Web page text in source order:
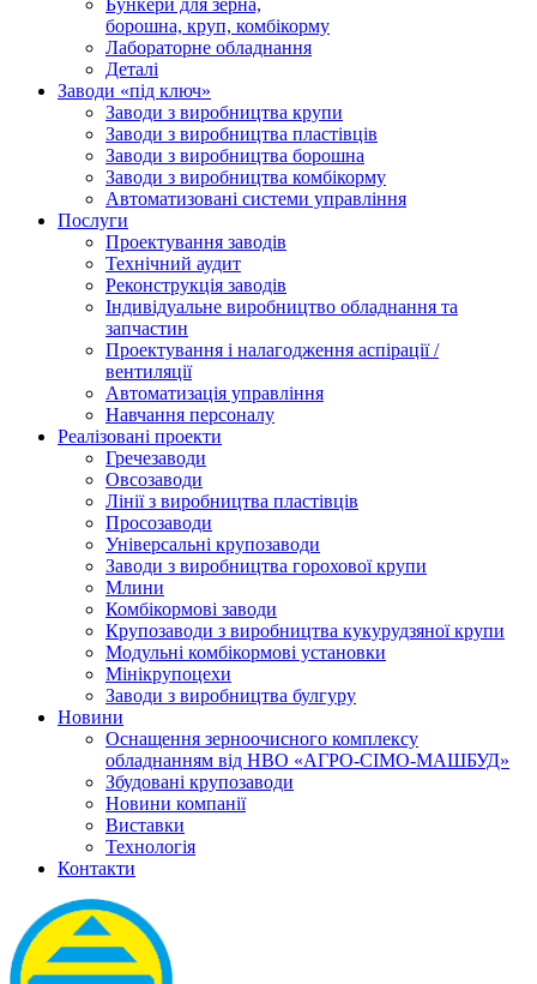
борошна, круп, комбікорму
Лабораторне обладнання
Деталі
Заводи «під ключ»
Заводи з виробництва крупи
Заводи з виробництва пластівців
Заводи з виробництва борошна
Заводи з виробництва комбікорму
Автоматизовані системи управління
Послуги
Проектування заводів
Технічний аудит
Реконструкція заводів
Індивідуальне виробництво обладнання та
запчастин
Проектування і налагодження аспірації /
вентиляції
Автоматизація управління
Навчання персоналу
Реалізовані проекти
Гречезаводи
Овсозаводи
Лінії з виробництва пластівців
Просозаводи
Універсальні крупозаводи
Заводи з виробництва горохової крупи
Млини
Комбікормові заводи
Крупозаводи з виробництва кукурудзяної крупи
Модульні комбікормові установки
Мінікрупоцехи
Заводи з виробництва булгуру
Новини
Оснащення зерноочисного комплексу
обладнанням від НВО «АГРО-СІМО-МАШБУД»
Збудовані крупозаводи
Новини компанії
Виставки
Технологія
Контакти